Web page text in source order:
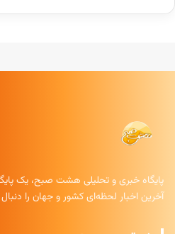
پایگاه خبری و تحلیلی هشت صبح، یک
آخرین اخبار لحظه‌ای کشور و جهان را